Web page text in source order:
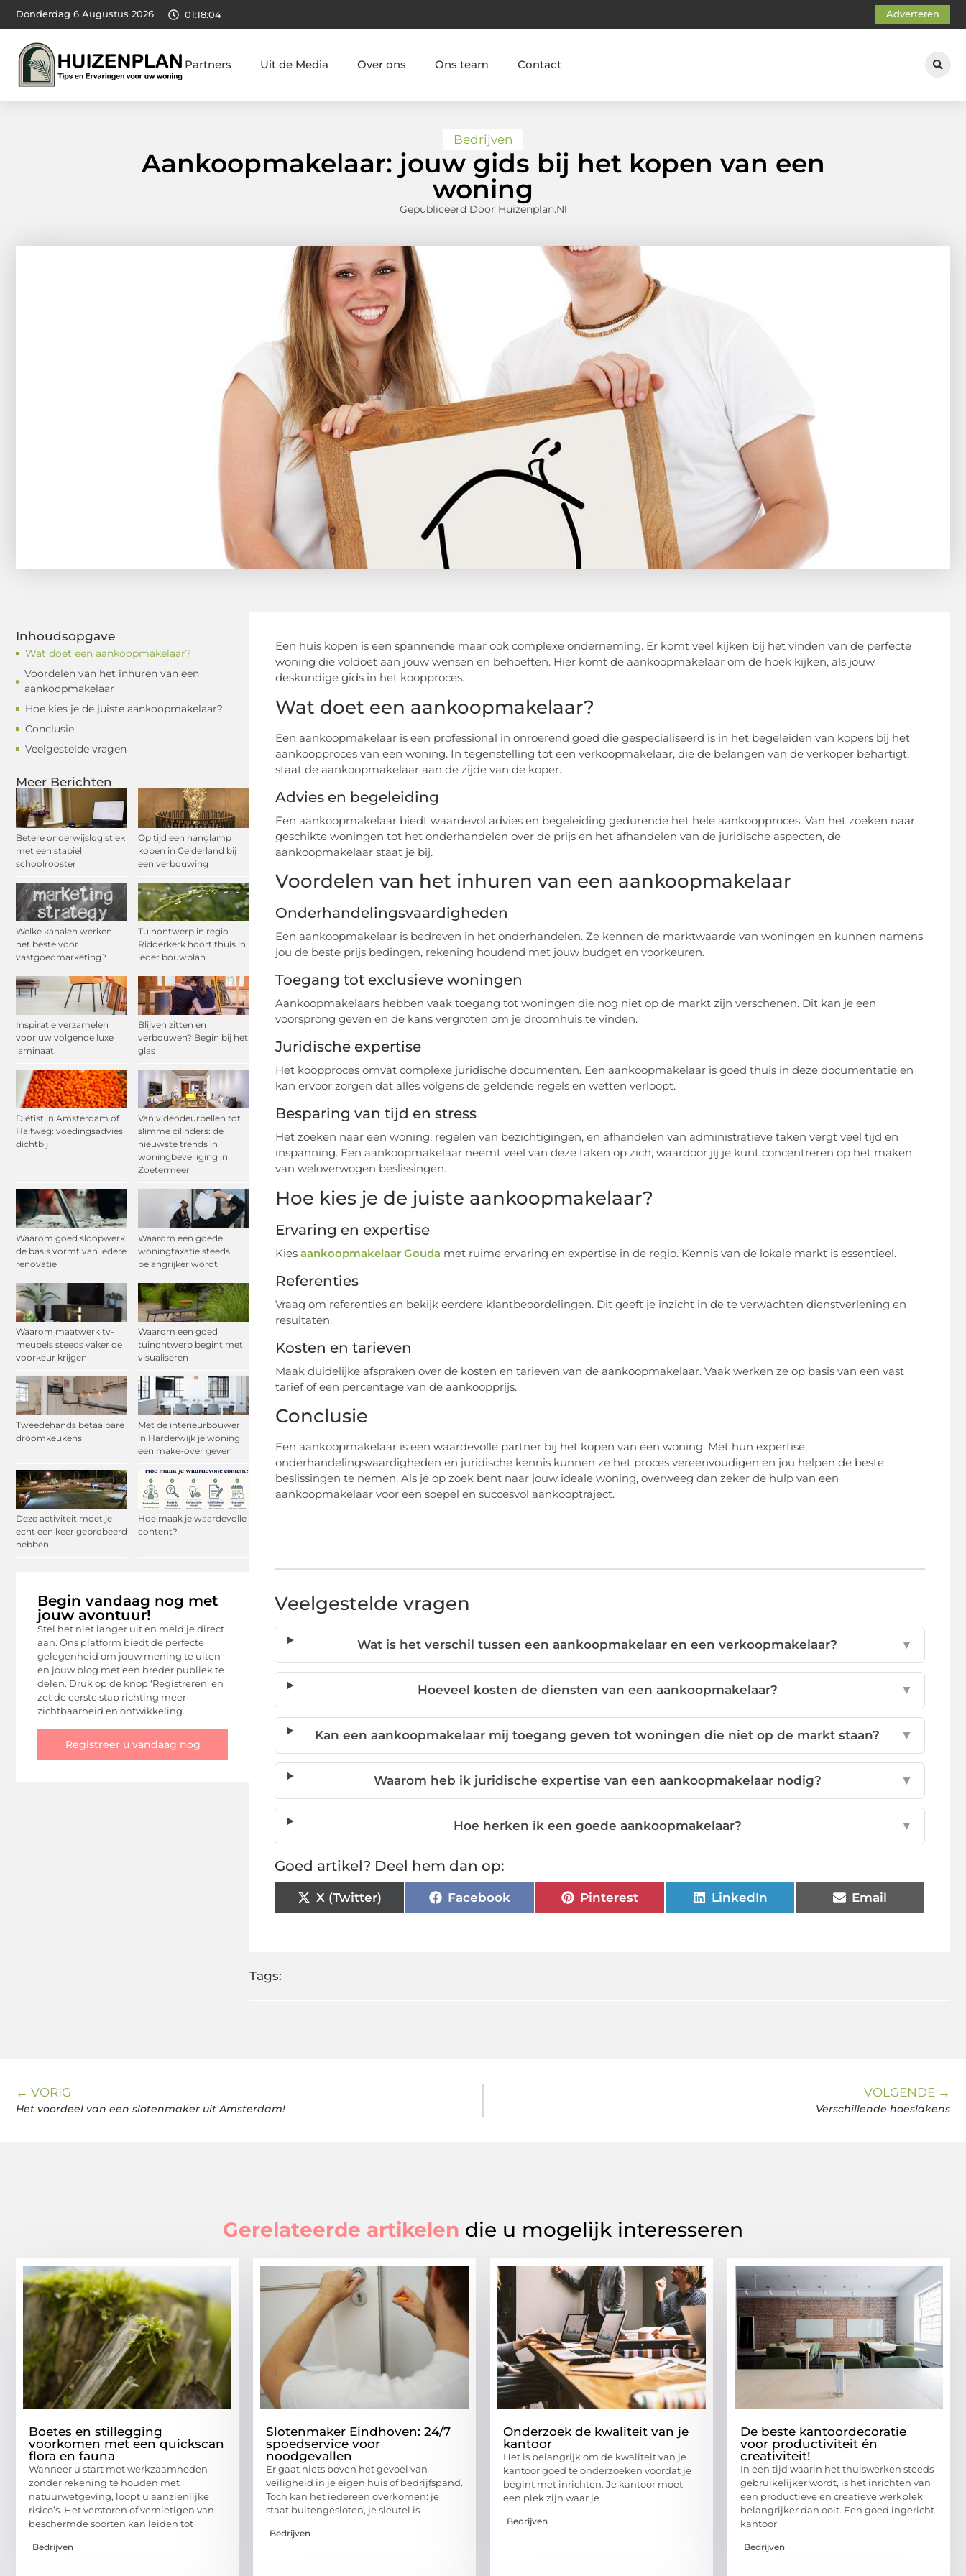
Donderdag 6 Augustus 2026 01:18:05 Adverteren
Partners Uit de Media Over ons Ons team Contact
Bedrijven
Aankoopmakelaar: jouw gids bij het kopen van een
woning
Gepubliceerd Door Huizenplan.nl
Inhoudsopgave
Wat doet een aankoopmakelaar?
Voordelen van het inhuren van een
aankoopmakelaar
Hoe kies je de juiste aankoopmakelaar?
Conclusie
Veelgestelde vragen
Meer Berichten
Betere onderwijslogistiek
met een stabiel
schoolrooster
Op tijd een hanglamp
kopen in Gelderland bij
een verbouwing
Welke kanalen werken
het beste voor
vastgoedmarketing?
Tuinontwerp in regio
Ridderkerk hoort thuis in
ieder bouwplan
Inspiratie verzamelen
voor uw volgende luxe
laminaat
Blijven zitten en
verbouwen? Begin bij het
glas
Diëtist in Amsterdam of
Halfweg: voedingsadvies
dichtbij
Van videodeurbellen tot
slimme cilinders: de
nieuwste trends in
woningbeveiliging in
Zoetermeer
Waarom goed sloopwerk
de basis vormt van iedere
renovatie
Waarom een goede
woningtaxatie steeds
belangrijker wordt
Waarom maatwerk tv-
meubels steeds vaker de
voorkeur krijgen
Waarom een goed
tuinontwerp begint met
visualiseren
Tweedehands betaalbare
droomkeukens
Met de interieurbouwer
in Harderwijk je woning
een make-over geven
Deze activiteit moet je
echt een keer geprobeerd
hebben
Hoe maak je waardevolle
content?
Begin vandaag nog met
jouw avontuur!
Stel het niet langer uit en meld je direct
aan. Ons platform biedt de perfecte
gelegenheid om jouw mening te uiten
en jouw blog met een breder publiek te
delen. Druk op de knop ‘Registreren’ en
zet de eerste stap richting meer
zichtbaarheid en ontwikkeling.
Registreer u vandaag nog
Een huis kopen is een spannende maar ook complexe onderneming. Er komt veel kijken bij het vinden van de perfecte
woning die voldoet aan jouw wensen en behoeften. Hier komt de aankoopmakelaar om de hoek kijken, als jouw
deskundige gids in het koopproces.
Wat doet een aankoopmakelaar?
Een aankoopmakelaar is een professional in onroerend goed die gespecialiseerd is in het begeleiden van kopers bij het
aankoopproces van een woning. In tegenstelling tot een verkoopmakelaar, die de belangen van de verkoper behartigt,
staat de aankoopmakelaar aan de zijde van de koper.
Advies en begeleiding
Een aankoopmakelaar biedt waardevol advies en begeleiding gedurende het hele aankoopproces. Van het zoeken naar
geschikte woningen tot het onderhandelen over de prijs en het afhandelen van de juridische aspecten, de
aankoopmakelaar staat je bij.
Voordelen van het inhuren van een aankoopmakelaar
Onderhandelingsvaardigheden
Een aankoopmakelaar is bedreven in het onderhandelen. Ze kennen de marktwaarde van woningen en kunnen namens
jou de beste prijs bedingen, rekening houdend met jouw budget en voorkeuren.
Toegang tot exclusieve woningen
Aankoopmakelaars hebben vaak toegang tot woningen die nog niet op de markt zijn verschenen. Dit kan je een
voorsprong geven en de kans vergroten om je droomhuis te vinden.
Juridische expertise
Het koopproces omvat complexe juridische documenten. Een aankoopmakelaar is goed thuis in deze documentatie en
kan ervoor zorgen dat alles volgens de geldende regels en wetten verloopt.
Besparing van tijd en stress
Het zoeken naar een woning, regelen van bezichtigingen, en afhandelen van administratieve taken vergt veel tijd en
inspanning. Een aankoopmakelaar neemt veel van deze taken op zich, waardoor jij je kunt concentreren op het maken
van weloverwogen beslissingen.
Hoe kies je de juiste aankoopmakelaar?
Ervaring en expertise
Kies aankoopmakelaar Gouda met ruime ervaring en expertise in de regio. Kennis van de lokale markt is essentieel.
Referenties
Vraag om referenties en bekijk eerdere klantbeoordelingen. Dit geeft je inzicht in de te verwachten dienstverlening en
resultaten.
Kosten en tarieven
Maak duidelijke afspraken over de kosten en tarieven van de aankoopmakelaar. Vaak werken ze op basis van een vast
tarief of een percentage van de aankoopprijs.
Conclusie
Een aankoopmakelaar is een waardevolle partner bij het kopen van een woning. Met hun expertise,
onderhandelingsvaardigheden en juridische kennis kunnen ze het proces vereenvoudigen en jou helpen de beste
beslissingen te nemen. Als je op zoek bent naar jouw ideale woning, overweeg dan zeker de hulp van een
aankoopmakelaar voor een soepel en succesvol aankooptraject.
Veelgestelde vragen
Wat is het verschil tussen een aankoopmakelaar en een verkoopmakelaar? ▼
Hoeveel kosten de diensten van een aankoopmakelaar? ▼
Kan een aankoopmakelaar mij toegang geven tot woningen die niet op de markt staan? ▼
Waarom heb ik juridische expertise van een aankoopmakelaar nodig? ▼
Hoe herken ik een goede aankoopmakelaar? ▼
Goed artikel? Deel hem dan op:
X (Twitter) Facebook Pinterest LinkedIn Email
Tags:
← VORIG
Het voordeel van een slotenmaker uit Amsterdam!
VOLGENDE →
Verschillende hoeslakens
Gerelateerde artikelen die u mogelijk interesseren
Boetes en stillegging
voorkomen met een quickscan
flora en fauna
Wanneer u start met werkzaamheden
zonder rekening te houden met
natuurwetgeving, loopt u aanzienlijke
risico’s. Het verstoren of vernietigen van
beschermde soorten kan leiden tot
Bedrijven
Slotenmaker Eindhoven: 24/7
spoedservice voor
noodgevallen
Er gaat niets boven het gevoel van
veiligheid in je eigen huis of bedrijfspand.
Toch kan het iedereen overkomen: je
staat buitengesloten, je sleutel is
Bedrijven
Onderzoek de kwaliteit van je
kantoor
Het is belangrijk om de kwaliteit van je
kantoor goed te onderzoeken voordat je
begint met inrichten. Je kantoor moet
een plek zijn waar je
Bedrijven
De beste kantoordecoratie
voor productiviteit én
creativiteit!
In een tijd waarin het thuiswerken steeds
gebruikelijker wordt, is het inrichten van
een productieve en creatieve werkplek
belangrijker dan ooit. Een goed ingericht
kantoor
Bedrijven